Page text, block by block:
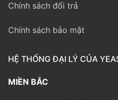
Chính sách đổi trả
Chính sách bảo mật
HỆ THỐNG ĐẠI LÝ CỦA
MIỀN BẮC